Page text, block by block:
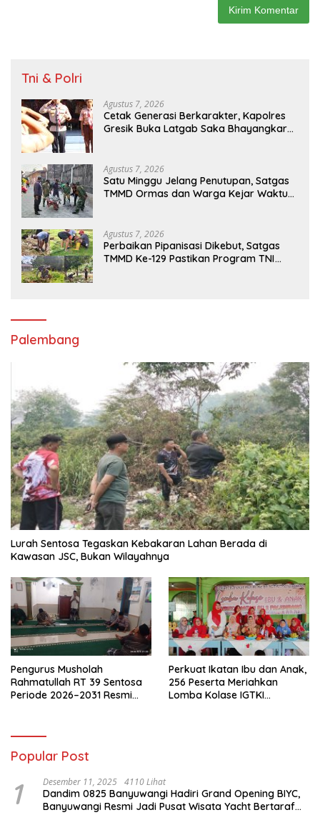
Tni & Polri
Agustus 7, 2026
Cetak Generasi Berkarakter, Kapolres
Gresik Buka Latgab Saka Bhayangkara
Agustus 7, 2026
Satu Minggu Jelang Penutupan, Satgas
TMMD Ormas dan Warga Kejar Waktu
Agustus 7, 2026
Perbaikan Pipanisasi Dikebut, Satgas
TMMD Ke-129 Pastikan Program TNI
Palembang
Lurah Sentosa Tegaskan Kebakaran Lahan Berada di
Kawasan JSC, Bukan Wilayahnya
Pengurus Musholah
Rahmatullah RT 39 Sentosa
Periode 2026–2031 Resmi
Perkuat Ikatan Ibu dan Anak,
256 Peserta Meriahkan
Lomba Kolase IGTKI
Popular Post
1 Desember 11, 2025 4110 Lihat
Dandim 0825 Banyuwangi Hadiri Grand Opening BIYC,
Banyuwangi Resmi Jadi Pusat Wisata Yacht Bertaraf